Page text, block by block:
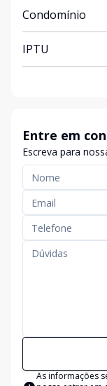
Condomínio
IPTU
Entre em
Escreva para
As informações